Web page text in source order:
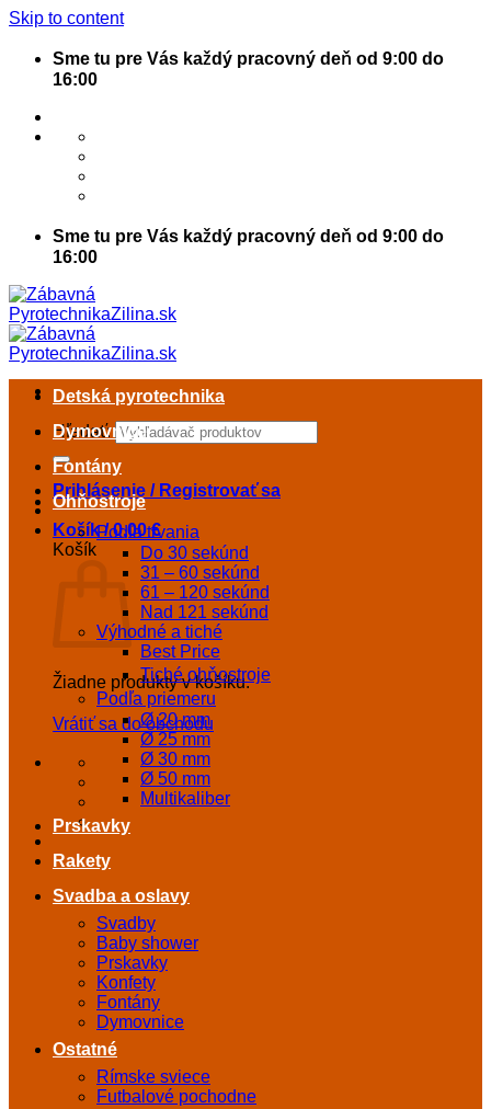
Skip to content
Sme tu pre Vás každý pracovný deň od 9:00 do
16:00
Sme tu pre Vás každý pracovný deň od 9:00 do
16:00
Hľadať:
Prihlásenie / Registrovať sa
Košík /0,00€
Košík
Žiadne produkty v košíku.
Vrátiť sa do obchodu
Detská pyrotechnika
Dymovnice
Fontány
Ohňostroje
Podľa trvania
Do 30 sekúnd
31 – 60 sekúnd
61 – 120 sekúnd
Nad 121 sekúnd
Výhodné a tiché
Best Price
Tiché ohňostroje
Podľa priemeru
Ø 20 mm
Ø 25 mm
Ø 30 mm
Ø 50 mm
Multikaliber
Prskavky
Rakety
Svadba a oslavy
Svadby
Baby shower
Prskavky
Konfety
Fontány
Dymovnice
Ostatné
Rímske sviece
Futbalové pochodne